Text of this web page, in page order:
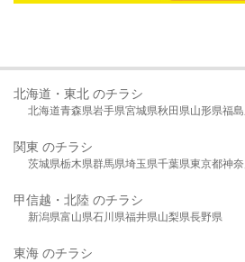
北海道・東北 のチラシ
北海道青森県岩手県宮城県秋田県山形県福
関東 のチラシ
茨城県栃木県群馬県埼玉県千葉県東京都神
甲信越・北陸 のチラシ
新潟県富山県石川県福井県山梨県長野県
東海 のチラシ